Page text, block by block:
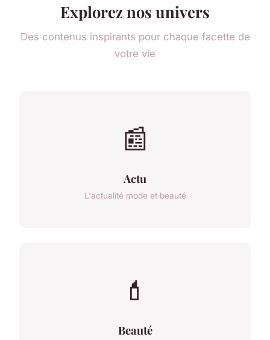
Explorez nos univers
Des contenus inspirants pour chaque facette de
votre vie
📰
Actu
L'actualité mode et beauté
💄
Beauté